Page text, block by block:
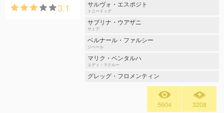
3.1 サルヴォ・エスポジト
トニードッグ
サブリナ・ウアザニ
サミア
ベルナール・ファルシー
ジベール
マリク・ベンタルハ
エディ・マクルー
グレッグ・フロメンティン
5604 3208